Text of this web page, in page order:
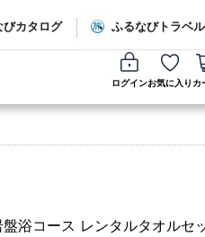
びカタログ ふるなびトラベル
ログインお気に入り カ
浴コース レンタルタオルセ